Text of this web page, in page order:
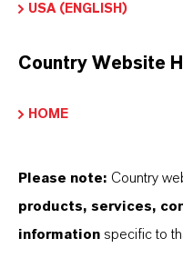
DARUM
Als führendes
partnerschaftliches
unseres Handelns
Kunden. Unsere
USA (ENGLISH)
Country Website
HOME
Please note: Country
products, services,
information specific to